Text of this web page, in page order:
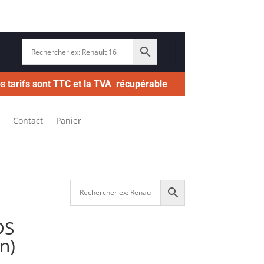
tarifs sont TTC et la TVA récupérable
Contact Panier